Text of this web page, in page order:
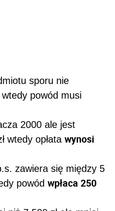
sporu nie
powód musi
2000 ale jest
wtedy opłata wynosi
zawiera się między 5
powód wpłaca 250